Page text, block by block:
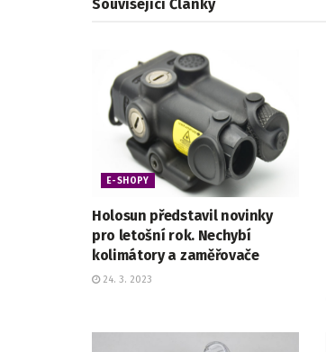
Související Články
E-SHOPY
Holosun představil novinky
pro letošní rok. Nechybí
kolimátory a zaměřovače
24. 3. 2023